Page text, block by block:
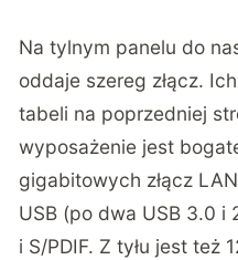
Na tylnym panelu do
oddaje szereg złącz.
tabeli na poprzedniej
wyposażenie jest
gigabitowych złącz
USB (po dwa USB 3.0 i
i S/PDIF. Z tyłu jest też